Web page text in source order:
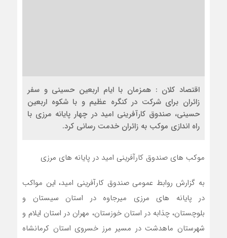
اقتصاد کلان : همزمان با ایام اربعین حسینی و سفر
زائران برای شرکت در کنگره عظیم و با شکوه اربعین
حسینی، صندوق کارآفرینی امید در چهار پایانه مرزی با
راه اندازی موکب به زائران خدمت رسانی کرد.
موکب های صندوق کارآفرینی امید در پایانه های مرزی
به گزارش روابط عمومی صندوق کارآفرینی امید، این مواکب
در پایانه های مرزی میرجاوه در استان سیستان و
بلوچستان، چذابه در استان خوزستان، مهران در استان ایلام و
شهرستان ماهدشت در مسیر مرز خسروی استان کرمانشاه